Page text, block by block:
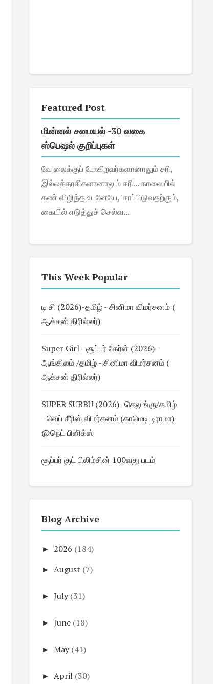
Featured Post
மின்னல் சமையல் -30 வகை
ஸ்பெஷல் குறிப்புகள்
வே லைக்குப் போகிறவர்களானாலும் சரி,
இல்லத்தரசிகளானாலும் சரி... காலையில்
கண் விழித்த உடனேயே, 'சாப்பிடுவதற்கும்,
கையில் எடுத்துச் செல்வ...
This Week Popular
டி சி (2026)-தமிழ் - சினிமா விமர்சனம் (
ஆக்சன் திரில்லர்)
Super Girl - சூப்பர் கேர்ள் (2026)-
ஆங்கிலம் /தமிழ் - சினிமா விமர்சனம் (
ஆக்சன் திரில்லர்)
SUPER SUBBU (2026)- தெலுங்கு/தமிழ்
- வெப் சீரிஸ் விமர்சனம் (காமெடி டிராமா)
@நெட் பிளிக்ஸ்
சூப்பர் குட் பிலிம்சின் 100வது படம்
Blog Archive
► 2026 (184)
► August (7)
► July (31)
► June (18)
► May (41)
► April (30)